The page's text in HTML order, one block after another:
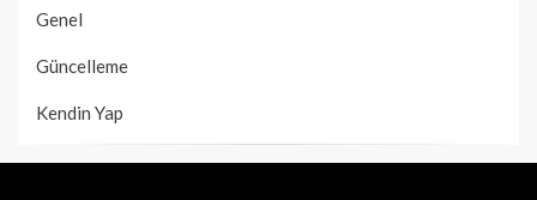
Genel
Güncelleme
Kendin Yap